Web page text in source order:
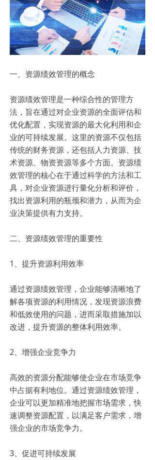
一、资源绩效管理的概念
资源绩效管理是一种综合性的管理方
法，旨在通过对企业资源的全面评估和
优化配置，实现资源的最大化利用和企
业的可持续发展。这里的资源不仅包括
传统的财务资源，还包括人力资源、技
术资源、物资资源等多个方面。资源绩
效管理的核心在于通过科学的方法和工
具，对企业资源进行量化分析和评价，
找出资源利用的瓶颈和潜力，从而为企
业决策提供有力支持。
二、资源绩效管理的重要性
1、提升资源利用效率
通过资源绩效管理，企业能够清晰地了
解各项资源的利用情况，发现资源浪费
和低效使用的问题，进而采取措施加以
改进，提升资源的整体利用效率。
2、增强企业竞争力
高效的资源分配能够使企业在市场竞争
中占据有利地位。通过资源绩效管理，
企业可以更加精准地把握市场需求，快
速调整资源配置，以满足客户需求，增
强企业的市场竞争力。
3、促进可持续发展